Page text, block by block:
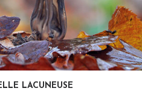
LACUNEUSE